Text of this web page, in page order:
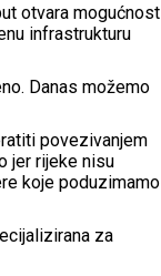
otvara mogućnost
infrastrukturu
Danas možemo
povezivanjem
jer rijeke nisu
koje poduzimamo
za